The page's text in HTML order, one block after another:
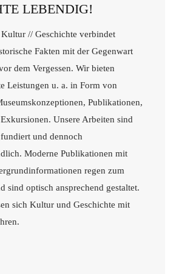
LEBENDIG!
// Geschichte verbindet
Fakten mit der Gegenwart
dem Vergessen. Wir bieten
Leistungen u. a. in Form von
Publikationen,
Unsere Arbeiten sind
und dennoch
Moderne Publikationen mit
regen zum
sind optisch ansprechend gestaltet.
sich Kultur und Geschichte mit